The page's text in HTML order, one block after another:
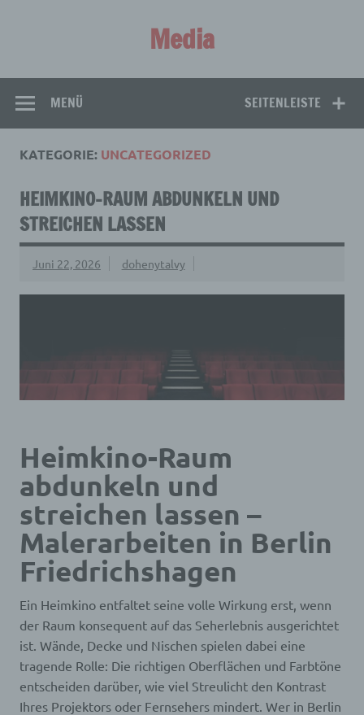
Media
SEITENLEISTE
MENÜ
KATEGORIE: UNCATEGORIZED
HEIMKINO-RAUM ABDUNKELN UND
STREICHEN LASSEN
Juni 22, 2026 dohenytalvy
Heimkino-Raum
abdunkeln und
streichen lassen –
Malerarbeiten in Berlin
Friedrichshagen
Ein Heimkino entfaltet seine volle Wirkung erst, wenn
der Raum konsequent auf das Seherlebnis ausgerichtet
ist. Wände, Decke und Nischen spielen dabei eine
tragende Rolle: Die richtigen Oberflächen und Farbtöne
entscheiden darüber, wie viel Streulicht den Kontrast
Ihres Projektors oder Fernsehers mindert. Wer in Berlin